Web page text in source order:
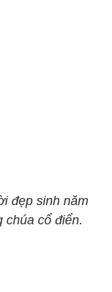
đẹp sinh năm
chúa cổ điển.